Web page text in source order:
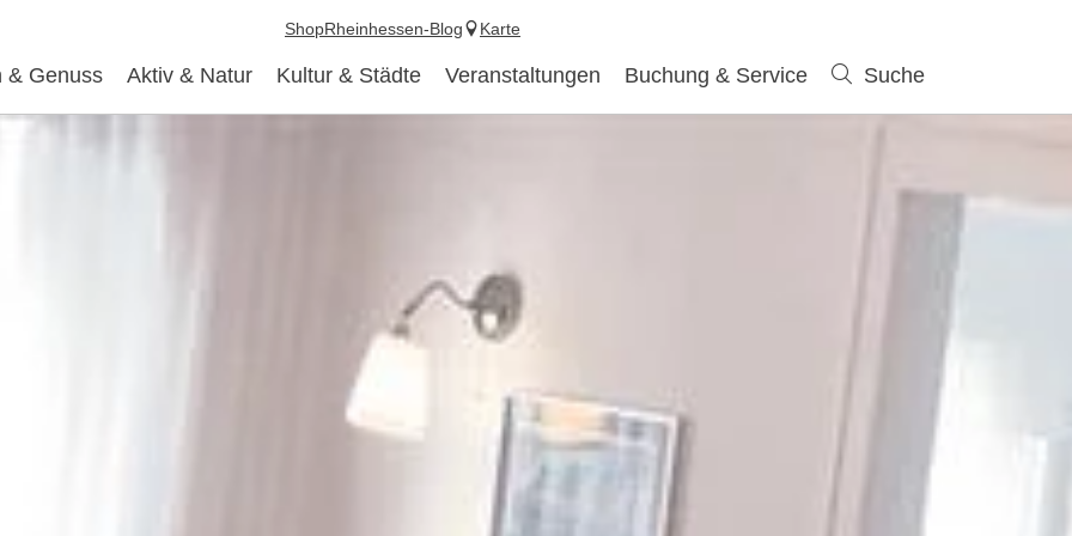
& Genuss Aktiv & Natur Kultur & Städte Veranstaltungen Buchung & Service Suche
ShopRheinhessen-Blog Karte